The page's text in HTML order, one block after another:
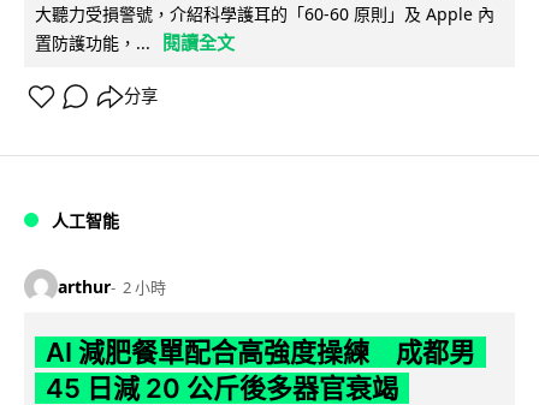
大聽力受損警號，介紹科學護耳的「60-60 原則」及 Apple 內
置防護功能，...
閱讀全文
分享
人工智能
arthur 2 小時
AI 減肥餐單配合高強度操練 成都男
45 日減 20 公斤後多器官衰竭